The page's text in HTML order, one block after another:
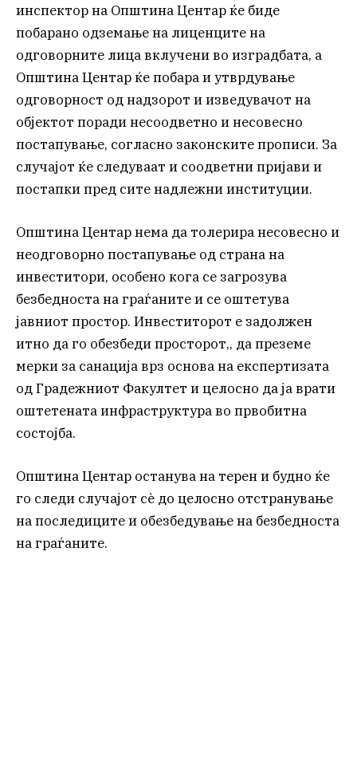
инспектор на Општина Центар ќе биде
побарано одземање на лиценците на
одговорните лица вклучени во изградбата, а
Општина Центар ќе побара и утврдување
одговорност од надзорот и изведувачот на
објектот поради несоодветно и несовесно
постапување, согласно законските прописи. За
случајот ќе следуваат и соодветни пријави и
постапки пред сите надлежни институции.
Општина Центар нема да толерира несовесно и
неодговорно постапување од страна на
инвеститори, особено кога се загрозува
безбедноста на граѓаните и се оштетува
јавниот простор. Инвеститорот е задолжен
итно да го обезбеди просторот,, да преземе
мерки за санација врз основа на експертизата
од Градежниот Факултет и целосно да ја врати
оштетената инфраструктура во првобитна
состојба.
Општина Центар останува на терен и будно ќе
го следи случајот сè до целосно отстранување
на последиците и обезбедување на безбедноста
на граѓаните.